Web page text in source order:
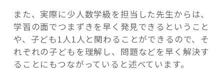
また、実際に少人数学級を担当した先生からは、
学習の面でつまずきを早く発見できるということ
や、子ども1人1人と関わることができるので、そ
れぞれの子どもを理解し、問題などを早く解決す
ることにもつながっていると述べています。